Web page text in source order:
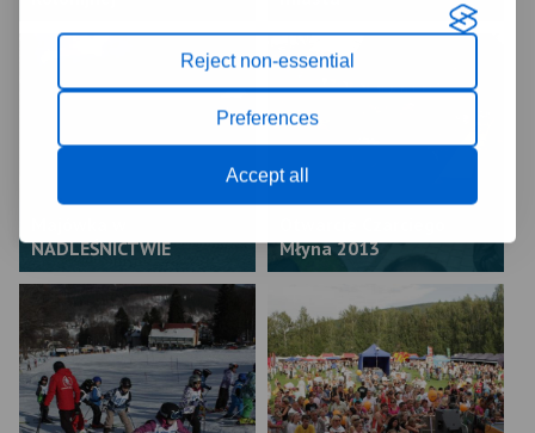
Reject non-essential
Preferences
Accept all
NADLEŚNICTWIE
Młyna 2013